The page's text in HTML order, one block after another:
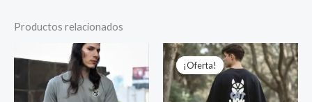
Productos relacionados
¡Oferta!
¡Oferta!
El
precio
original
era:
S/ 149.00.
El
precio
actual
es:
S/ 89.90.